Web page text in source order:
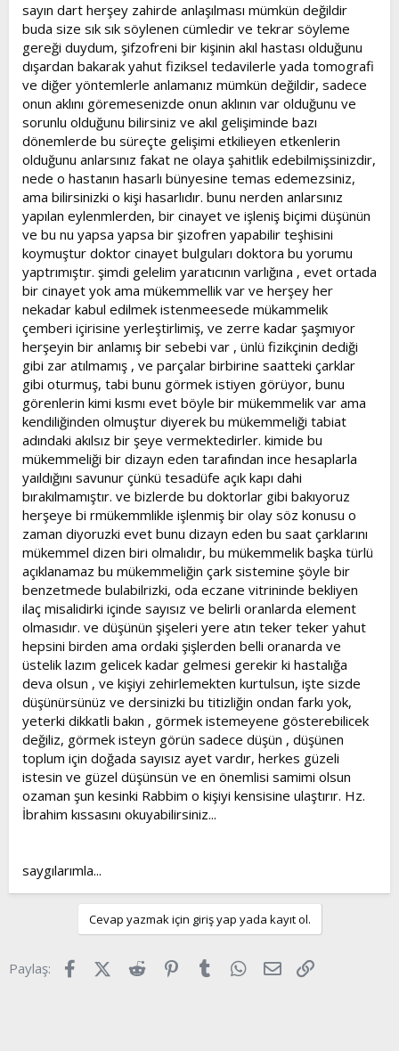
sayın dart herşey zahirde anlaşılması mümkün değildir
buda size sık sık söylenen cümledir ve tekrar söyleme
gereği duydum, şifzofreni bir kişinin akıl hastası olduğunu
dışardan bakarak yahut fiziksel tedavilerle yada tomografi
ve diğer yöntemlerle anlamanız mümkün değildir, sadece
onun aklını göremesenizde onun aklının var olduğunu ve
sorunlu olduğunu bilirsiniz ve akıl gelişiminde bazı
dönemlerde bu süreçte gelişimi etkilieyen etkenlerin
olduğunu anlarsınız fakat ne olaya şahitlik edebilmişsinizdir,
nede o hastanın hasarlı bünyesine temas edemezsiniz,
ama bilirsinizki o kişi hasarlıdır. bunu nerden anlarsınız
yapılan eylenmlerden, bir cinayet ve işleniş biçimi düşünün
ve bu nu yapsa yapsa bir şizofren yapabilir teşhisini
koymuştur doktor cinayet bulguları doktora bu yorumu
yaptrımıştır. şimdi gelelim yaratıcının varlığına , evet ortada
bir cinayet yok ama mükemmellik var ve herşey her
nekadar kabul edilmek istenmeesede mükammelik
çemberi içirisine yerleştirlimiş, ve zerre kadar şaşmıyor
herşeyin bir anlamış bir sebebi var , ünlü fizikçinin dediği
gibi zar atılmamış , ve parçalar birbirine saatteki çarklar
gibi oturmuş, tabi bunu görmek istiyen görüyor, bunu
görenlerin kimi kısmı evet böyle bir mükemmelik var ama
kendiliğinden olmuştur diyerek bu mükemmeliği tabiat
adındaki akılsız bir şeye vermektedirler. kimide bu
mükemmeliği bir dizayn eden tarafından ince hesaplarla
yaıldığını savunur çünkü tesadüfe açık kapı dahi
bırakılmamıştır. ve bizlerde bu doktorlar gibi bakıyoruz
herşeye bi rmükemmlikle işlenmiş bir olay söz konusu o
zaman diyoruzki evet bunu dizayn eden bu saat çarklarını
mükemmel dizen biri olmalıdır, bu mükemmelik başka türlü
açıklanamaz bu mükemmeliğin çark sistemine şöyle bir
benzetmede bulabilrizki, oda eczane vitrininde bekliyen
ilaç misalidirki içinde sayısız ve belirli oranlarda element
olmasıdır. ve düşünün şişeleri yere atın teker teker yahut
hepsini birden ama ordaki şişlerden belli oranarda ve
üstelik lazım gelicek kadar gelmesi gerekir ki hastalığa
deva olsun , ve kişiyi zehirlemekten kurtulsun, işte sizde
düşünürsünüz ve dersinizki bu titizliğin ondan farkı yok,
yeterki dikkatli bakın , görmek istemeyene gösterebilicek
değiliz, görmek isteyn görün sadece düşün , düşünen
toplum için doğada sayısız ayet vardır, herkes güzeli
istesin ve güzel düşünsün ve en önemlisi samimi olsun
ozaman şun kesinki Rabbim o kişiyi kensisine ulaştırır. Hz.
İbrahim kıssasını okuyabilirsiniz...
saygılarımla...
Cevap yazmak için giriş yap yada kayıt ol.
Paylaş: FacebookX (Twitter)
Reddit Pinterest
Tumblr WhatsApp
E-posta